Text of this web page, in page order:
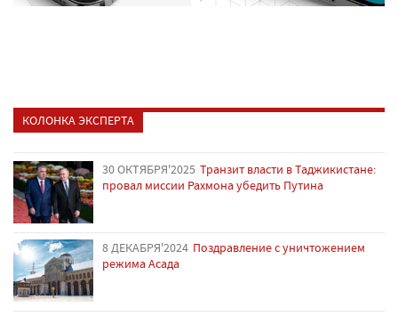
КОЛОНКА ЭКСПЕРТА
30 ОКТЯБРЯ'2025 Транзит власти в Таджикистане:
провал миссии Рахмона убедить Путина
8 ДЕКАБРЯ'2024 Поздравление с уничтожением
режима Асада